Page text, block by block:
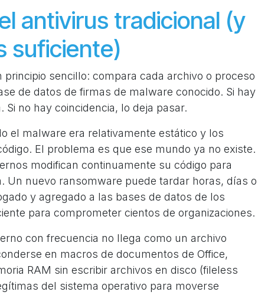
antivirus tradicional (y
suficiente)
sencillo: compara cada archivo o proceso
de datos de firmas de malware conocido. Si hay
no hay coincidencia, lo deja pasar.
el malware era relativamente estático y los
El problema es que ese mundo ya no existe.
modifican continuamente su código para
Un nuevo ransomware puede tardar horas, días o
y agregado a las bases de datos de los
para comprometer cientos de organizaciones.
con frecuencia no llega como un archivo
en macros de documentos de Office,
RAM sin escribir archivos en disco (fileless
del sistema operativo para moverse